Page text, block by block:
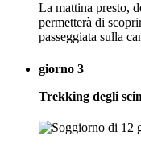
La mattina presto,
permetterà di
passeggiata sulla
giorno 3
Trekking degli